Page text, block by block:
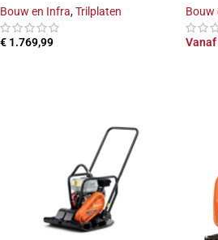
Bouw en Infra,Trilplaten
€ 1.769,99
Bouw
Vanaf